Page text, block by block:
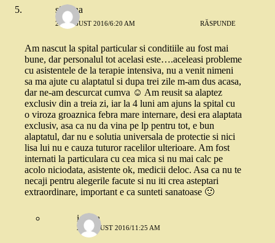
simona
27 AUGUST 2016/6:20 AM RĂSPUNDE
Am nascut la spital particular si conditiile au fost mai
bune, dar personalul tot acelasi este….aceleasi probleme
cu asistentele de la terapie intensiva, nu a venit nimeni
sa ma ajute cu alaptatul si dupa trei zile m-am dus acasa,
dar ne-am descurcat cumva ☺️ Am reusit sa alaptez
exclusiv din a treia zi, iar la 4 luni am ajuns la spital cu
o viroza groaznica febra mare internare, desi era alaptata
exclusiv, asa ca nu da vina pe lp pentru tot, e bun
alaptatul, dar nu e solutia universala de protectie si nici
lisa lui nu e cauza tuturor racelilor ulterioare. Am fost
internati la particulara cu cea mica si nu mai calc pe
acolo niciodata, asistente ok, medicii deloc. Asa ca nu te
necaji pentru alegerile facute si nu iti crea asteptari
extraordinare, important e ca sunteti sanatoase 🙂
ionela
27 AUGUST 2016/11:25 AM